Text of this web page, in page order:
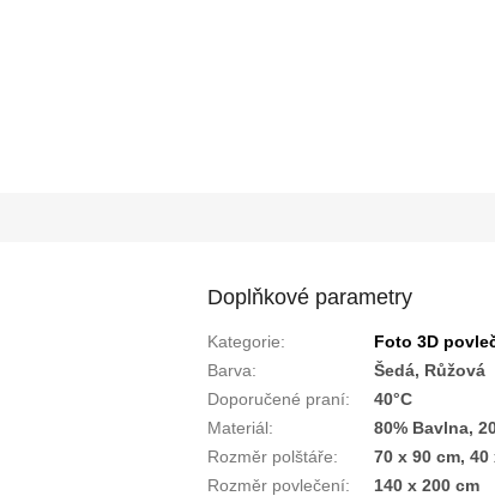
Doplňkové parametry
Kategorie:
Foto 3D
Barva:
Šedá, Růžová
Doporučené praní:
40°C
Materiál:
80% Bavlna,
Rozměr polštáře:
70 x 90 cm, 40
Rozměr povlečení:
140 x 200 cm